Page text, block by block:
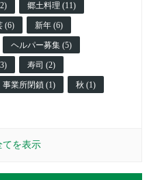
郷土料理 (11)
(6) 新年 (6)
ヘルパー募集 (5)
寿司 (2)
事業所閉鎖 (1) 秋 (1)
てを表示